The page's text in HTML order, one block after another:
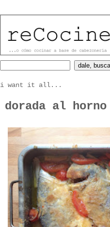
i want it all...
dorada al horno